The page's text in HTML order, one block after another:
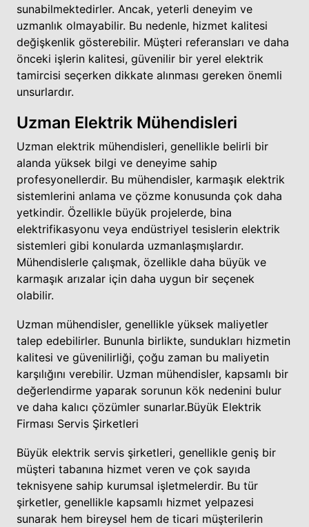
sunabilmektedirler. Ancak, yeterli deneyim ve
uzmanlık olmayabilir. Bu nedenle, hizmet kalitesi
değişkenlik gösterebilir. Müşteri referansları ve daha
önceki işlerin kalitesi, güvenilir bir yerel elektrik
tamircisi seçerken dikkate alınması gereken önemli
unsurlardır.
Uzman Elektrik Mühendisleri
Uzman elektrik mühendisleri, genellikle belirli bir
alanda yüksek bilgi ve deneyime sahip
profesyonellerdir. Bu mühendisler, karmaşık elektrik
sistemlerini anlama ve çözme konusunda çok daha
yetkindir. Özellikle büyük projelerde, bina
elektrifikasyonu veya endüstriyel tesislerin elektrik
sistemleri gibi konularda uzmanlaşmışlardır.
Mühendislerle çalışmak, özellikle daha büyük ve
karmaşık arızalar için daha uygun bir seçenek
olabilir.
Uzman mühendisler, genellikle yüksek maliyetler
talep edebilirler. Bununla birlikte, sundukları hizmetin
kalitesi ve güvenilirliği, çoğu zaman bu maliyetin
karşılığını verebilir. Uzman mühendisler, kapsamlı bir
değerlendirme yaparak sorunun kök nedenini bulur
ve daha kalıcı çözümler sunarlar.Büyük Elektrik
Firması Servis Şirketleri
Büyük elektrik servis şirketleri, genellikle geniş bir
müşteri tabanına hizmet veren ve çok sayıda
teknisyene sahip kurumsal işletmelerdir. Bu tür
şirketler, genellikle kapsamlı hizmet yelpazesi
sunarak hem bireysel hem de ticari müşterilerin